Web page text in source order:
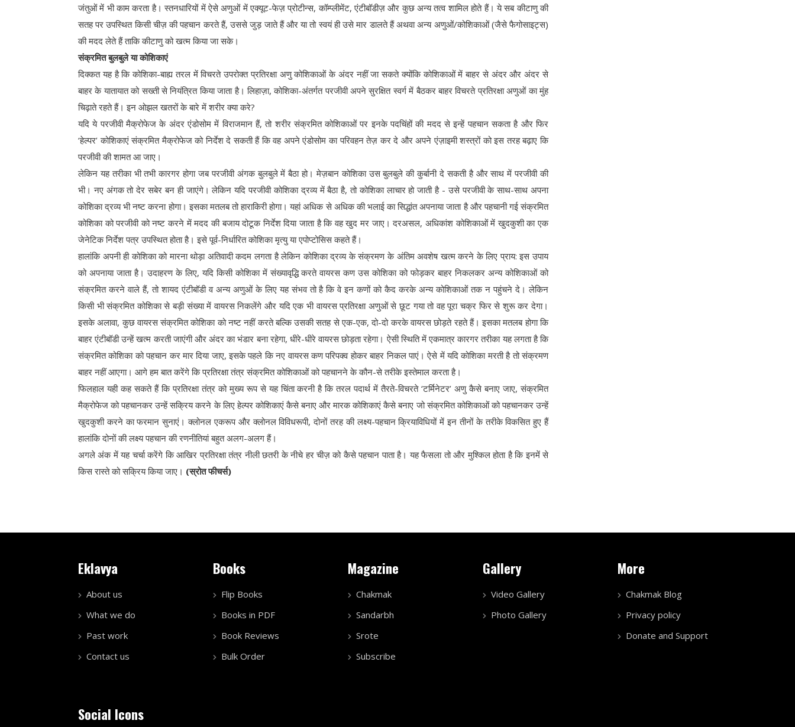
जंतुओं में भी काम करता है। स्तनधारियों में ऐसे अणुओं में एक्यूट-फेज़ प्रोटीन्स, कॉम्प्लीमेंट, एंटीबॉडीज़ और कुछ अन्य तत्व शामिल होते हैं। ये सब कीटाणु की
सतह पर उपस्थित किसी चीज़ की पहचान करते हैं, उससे जुड़ जाते हैं और या तो स्वयं ही उसे मार डालते हैं अथवा अन्य अणुओं/कोशिकाओं (जैसे फैगोसाइट्स)
की मदद लेते हैं ताकि कीटाणु को खत्म किया जा सके।
संक्रमित बुलबुले या कोशिकाएं
दिक्कत यह है कि कोशिका-बाह्य तरल में विचरते उपरोक्त प्रतिरक्षा अणु कोशिकाओं के अंदर नहीं जा सकते क्योंकि कोशिकाओं में बाहर से अंदर और अंदर से
बाहर के यातायात को सख्ती से नियंत्रित किया जाता है। लिहाज़ा, कोशिका-अंतर्गत परजीवी अपने सुरक्षित स्वर्ग में बैठकर बाहर विचरते प्रतिरक्षा अणुओं का मुंह
चिढ़ाते रहते हैं। इन ओझल खतरों के बारे में शरीर क्या करे?
यदि ये परजीवी मैक्रोफेज के अंदर एंडोसोम में विराजमान हैं, तो शरीर संक्रमित कोशिकाओं पर इनके पदचिंहों की मदद से इन्हें पहचान सकता है और फिर
‘हेल्पर’ कोशिकाएं संक्रमित मैक्रोफेज को निर्देश दे सकती हैं कि वह अपने एंडोसोम का परिवहन तेज़ कर दे और अपने एंज़ाइमी शस्त्रों को इस तरह बढ़ाए कि
परजीवी की शामत आ जाए।
लेकिन यह तरीका भी तभी कारगर होगा जब परजीवी अंगक बुलबुले में बैठा हो। मेज़बान कोशिका उस बुलबुले की कुर्बानी दे सकती है और साथ में परजीवी की
भी। नए अंगक तो देर सबेर बन ही जाएंगे। लेकिन यदि परजीवी कोशिका द्रव्य में बैठा है, तो कोशिका लाचार हो जाती है - उसे परजीवी के साथ-साथ अपना
कोशिका द्रव्य भी नष्ट करना होगा। इसका मतलब तो हाराकिरी होगा। यहां अधिक से अधिक की भलाई का सिद्धांत अपनाया जाता है और पहचानी गई संक्रमित
कोशिका को परजीवी को नष्ट करने में मदद की बजाय दोटूक निर्देश दिया जाता है कि वह खुद मर जाए। दरअसल, अधिकांश कोशिकाओं में खुदकुशी का एक
जेनेटिक निर्देश पत्र उपस्थित होता है। इसे पूर्व-निर्धारित कोशिका मृत्यु या एपोप्टोसिस कहते हैं।
हालांकि अपनी ही कोशिका को मारना थोड़ा अतिवादी कदम लगता है लेकिन कोशिका द्रव्य के संक्रमण के अंतिम अवशेष खत्म करने के लिए प्राय: इस उपाय
को अपनाया जाता है। उदाहरण के लिए, यदि किसी कोशिका में संख्यावृद्धि करते वायरस कण उस कोशिका को फोड़कर बाहर निकलकर अन्य कोशिकाओं को
संक्रमित करने वाले हैं, तो शायद एंटीबॉडी व अन्य अणुओं के लिए यह संभव तो है कि वे इन कणों को कैद करके अन्य कोशिकाओं तक न पहुंचने दे। लेकिन
किसी भी संक्रमित कोशिका से बड़ी संख्या में वायरस निकलेंगे और यदि एक भी वायरस प्रतिरक्षा अणुओं से छूट गया तो वह पूरा चक्र फिर से शुरू कर देगा।
इसके अलावा, कुछ वायरस संक्रमित कोशिका को नष्ट नहीं करते बल्कि उसकी सतह से एक-एक, दो-दो करके वायरस छोड़ते रहते हैं। इसका मतलब होगा कि
बाहर एंटीबॉडी उन्हें खत्म करती जाएंगी और अंदर का भंडार बना रहेगा, धीरे-धीरे वायरस छोड़ता रहेगा। ऐसी स्थिति में एकमात्र कारगर तरीका यह लगता है कि
संक्रमित कोशिका को पहचान कर मार दिया जाए, इसके पहले कि नए वायरस कण परिपक्व होकर बाहर निकल पाएं। ऐसे में यदि कोशिका मरती है तो संक्रमण
बाहर नहीं आएगा। आगे हम बात करेंगे कि प्रतिरक्षा तंत्र संक्रमित कोशिकाओं को पहचानने के कौन-से तरीके इस्तेमाल करता है।
फिलहाल यही कह सकते हैं कि प्रतिरक्षा तंत्र को मुख्य रूप से यह चिंता करनी है कि तरल पदार्थ में तैरते-विचरते ‘टर्मिनेटर’ अणु कैसे बनाए जाए, संक्रमित
मैक्रोफेज को पहचानकर उन्हें सक्रिय करने के लिए हेल्पर कोशिकाएं कैसे बनाए और मारक कोशिकाएं कैसे बनाए जो संक्रमित कोशिकाओं को पहचानकर उन्हें
खुदकुशी करने का फरमान सुनाएं। क्लोनल एकरूप और क्लोनल विविधरूपी, दोनों तरह की लक्ष्य-पहचान क्रियाविधियों में इन तीनों के तरीके विकसित हुए हैं
हालांकि दोनों की लक्ष्य पहचान की रणनीतियां बहुत अलग-अलग हैं।
अगले अंक में यह चर्चा करेंगे कि आखिर प्रतिरक्षा तंत्र नीली छतरी के नीचे हर चीज़ को कैसे पहचान पाता है। यह फैसला तो और मुश्किल होता है कि इनमें से
किस रास्ते को सक्रिय किया जाए। (स्रोत फीचर्स)
Eklavya
About us
What we do
Past work
Contact us
Books
Flip Books
Books in PDF
Book Reviews
Bulk Order
Magazine
Chakmak
Sandarbh
Srote
Subscribe
Gallery
Video Gallery
Photo Gallery
More
Chakmak Blog
Privacy policy
Donate and Support
Social Icons